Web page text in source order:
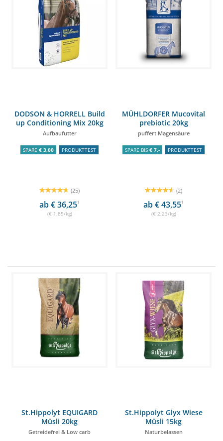
DODSON & HORRELL Build
up Conditioning Mix 20kg
Aufbaufutter
SPARE € 3,00 PRODUKTTEST
(25)
ab € 36,251
(€ 1,85/kg)
MÜHLDORFER Mucovital
prebiotic 20kg
puffert Magensäure
SPARE BIS € 7,- PRODUKTTEST
(2)
ab € 43,551
(€ 2,23/kg)
St.Hippolyt EQUIGARD
Müsli 20kg
Getreidefrei & Low carb
St.Hippolyt Glyx Wiese
Müsli 15kg
Naturbelassen